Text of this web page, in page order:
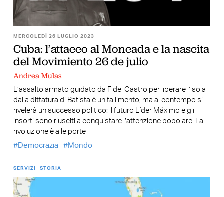
MERCOLEDÌ 26 LUGLIO 2023
Cuba: l’attacco al Moncada e la nascita
del Movimiento 26 de julio
Andrea Mulas
L’assalto armato guidato da Fidel Castro per liberare l’isola
dalla dittatura di Batista è un fallimento, ma al contempo si
rivelerà un successo politico: il futuro Líder Máximo e gli
insorti sono riusciti a conquistare l’attenzione popolare. La
rivoluzione è alle porte
Democrazia
Mondo
SERVIZI STORIA